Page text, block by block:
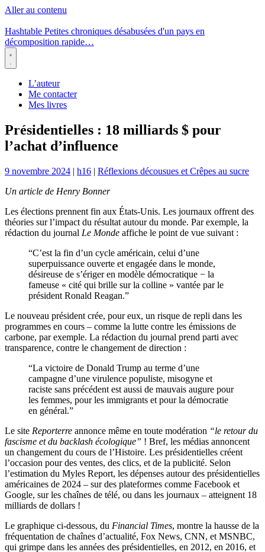
Aller au contenu
Hashtable Petites chroniques désabusées d'un pays en
décomposition rapide…
Menu
L’auteur
Me contacter
Mes livres
Présidentielles : 18 milliards $ pour
l’achat d’influence
9 novembre 2024 | h16 | Réflexions décousues et Crêpes au sucre
Un article de Henry Bonner
Les élections prennent fin aux États-Unis. Les journaux offrent des
théories sur l’impact du résultat autour du monde. Par exemple, la
rédaction du journal Le Monde affiche le point de vue suivant :
“C’est la fin d’un cycle américain, celui d’une
superpuissance ouverte et engagée dans le monde,
désireuse de s’ériger en modèle démocratique − la
fameuse « cité qui brille sur la colline » vantée par le
président Ronald Reagan.”
Le nouveau président crée, pour eux, un risque de repli dans les
programmes en cours – comme la lutte contre les émissions de
carbone, par exemple. La rédaction du journal prend parti avec
transparence, contre le changement de direction :
“La victoire de Donald Trump au terme d’une
campagne d’une virulence populiste, misogyne et
raciste sans précédent est aussi de mauvais augure pour
les femmes, pour les immigrants et pour la démocratie
en général.”
Le site Reporterre annonce même en toute modération “le retour du
fascisme et du backlash écologique” ! Bref, les médias annoncent
un changement du cours de l’Histoire. Les présidentielles créent
l’occasion pour des ventes, des clics, et de la publicité. Selon
l’estimation du Myles Report, les dépenses autour des présidentielles
américaines de 2024 – sur des plateformes comme Facebook et
Google, sur les chaînes de télé, ou dans les journaux – atteignent 18
milliards de dollars !
Le graphique ci-dessous, du Financial Times, montre la hausse de la
fréquentation de chaînes d’actualité, Fox News, CNN, et MSNBC,
qui grimpe dans les années des présidentielles, en 2012, en 2016, et